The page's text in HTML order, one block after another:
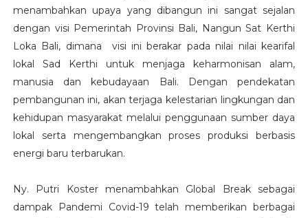
menambahkan upaya yang dibangun ini sangat sejalan
dengan visi Pemerintah Provinsi Bali, Nangun Sat Kerthi
Loka Bali, dimana visi ini berakar pada nilai nilai kearifal
lokal Sad Kerthi untuk menjaga keharmonisan alam,
manusia dan kebudayaan Bali. Dengan pendekatan
pembangunan ini, akan terjaga kelestarian lingkungan dan
kehidupan masyarakat melalui penggunaan sumber daya
lokal serta mengembangkan proses produksi berbasis
energi baru terbarukan.
Ny. Putri Koster menambahkan Global Break sebagai
dampak Pandemi Covid-19 telah memberikan berbagai